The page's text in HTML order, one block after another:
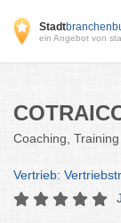
Stadt
ein Angebot von
Coaching,
Vertrieb: